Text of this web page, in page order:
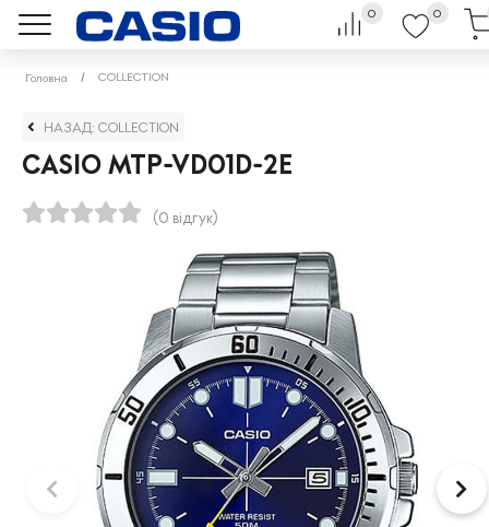
0 0
Головна COLLECTION
НАЗАД: COLLECTION
CASIO MTP-VD01D-2E
(0 відгук)